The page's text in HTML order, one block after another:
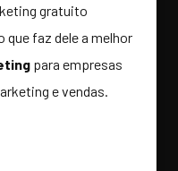
gratuito
que faz dele a melhor
para empresas
e vendas.